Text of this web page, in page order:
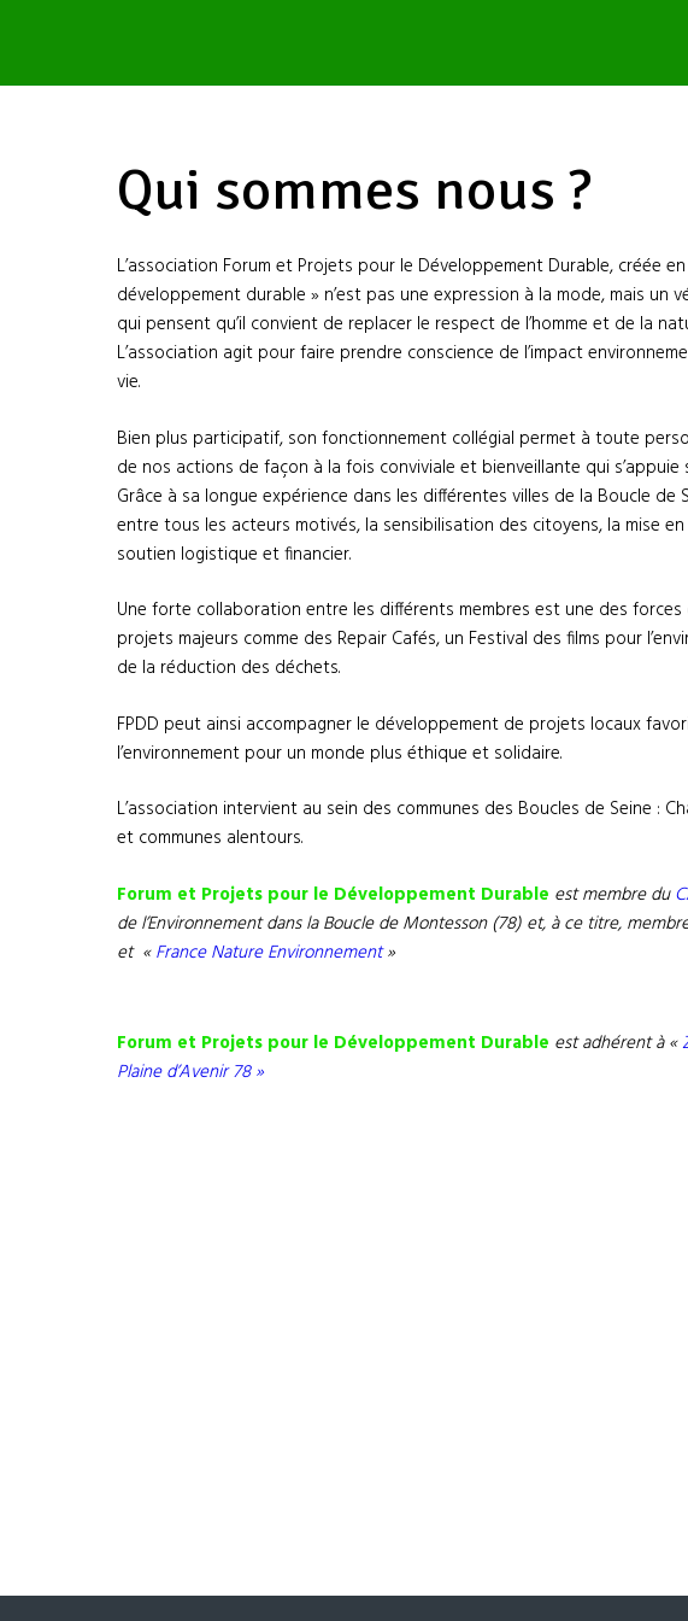
Qui sommes nous ?
L’association Forum et Projets pour le Développement Durable, créée
développement durable » n’est pas une expression à la mode, mais un
qui pensent qu’il convient de replacer le respect de l’homme et de la
L’association agit pour faire prendre conscience de l’impact
vie.
Bien plus participatif, son fonctionnement collégial permet à toute
de nos actions de façon à la fois conviviale et bienveillante qui
Grâce à sa longue expérience dans les différentes villes de la Boucle
entre tous les acteurs motivés, la sensibilisation des citoyens, la mise
soutien logistique et financier.
Une forte collaboration entre les différents membres est une des
projets majeurs comme des Repair Cafés, un Festival des films pour
de la réduction des déchets.
FPDD peut ainsi accompagner le développement de projets locaux
l’environnement pour un monde plus éthique et solidaire.
L’association intervient au sein des communes des Boucles de Seine :
et communes alentours.
Forum et Projets pour le Développement Durable est membre du
de l’Environnement dans la Boucle de Montesson (78) et, à ce titre,
et «France Nature Environnement»
Forum et Projets pour le Développement Durable est adhérent à «
Plaine d’Avenir 78 »